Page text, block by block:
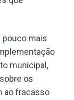
pouco mais
municipal,
os
ao fracasso